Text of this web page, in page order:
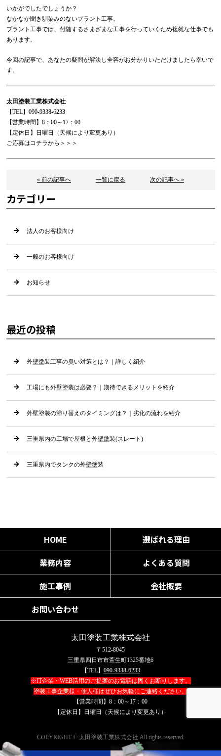
いかがでしたでしょうか？
なかなか聞き馴染みのないプラント工事。
プラント工事では、付随するさまざまな工事を行っていくため複雑な仕事でも
あります。
今回の記事で、あなたの疑問が解決し全容がお分かりいただけましたら幸いで
す。
太田塗装工業株式会社
【TEL】090-9338-6233
【営業時間】8：00～17：00
【定休日】日曜日（天候により変更あり）
ご応募はコチラから＞＞＞
« 前の記事へ 一覧に戻る 次の記事へ »
カテゴリー
法人のお客様向け
一般のお客様向け
お知らせ
最近の投稿
外壁塗装工事の臭い対策とは？｜詳しく紹介
工場にも外壁塗装は必要？｜期待できるメリットを紹介
外壁塗装の塗り替えのタイミングは？｜劣化の流れを紹介
三重県内の工場で屋根と外壁塗装(スレート)
三重県内でタンクの外壁塗装
HOME
選ばれる理由
業務内容
よくある質問
施工事例
会社概要
お問い合わせ
太田塗装工業株式会社
〒512-8045
三重県四日市市萱生町1325番地6
【TEL】 090-9338-6233
※IT企業・WEB活用のご提案のお電話は固くお断りします。
塗装工事企業様・個人様はぜひお気軽にご連絡ください。
【営業時間】8：00～17：00
【定休日】日曜日（天候により変更あり）
COPYRIGHT © 太田塗装工業株式会社 All rights reserved.